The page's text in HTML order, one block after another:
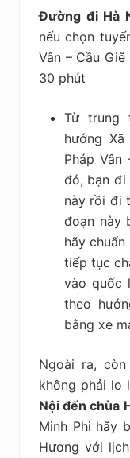
Đường đi Hà
nếu chọn
Vân – Cầu
30 phút
Từ trung
hướng
Pháp
đó, bạn đi
này rồi đi
đoạn này
hãy
tiếp tục
vào quốc
theo
bằng xe
Ngoài ra,
không phải lo
Nội đến chùa
Minh Phi hãy
Hương với